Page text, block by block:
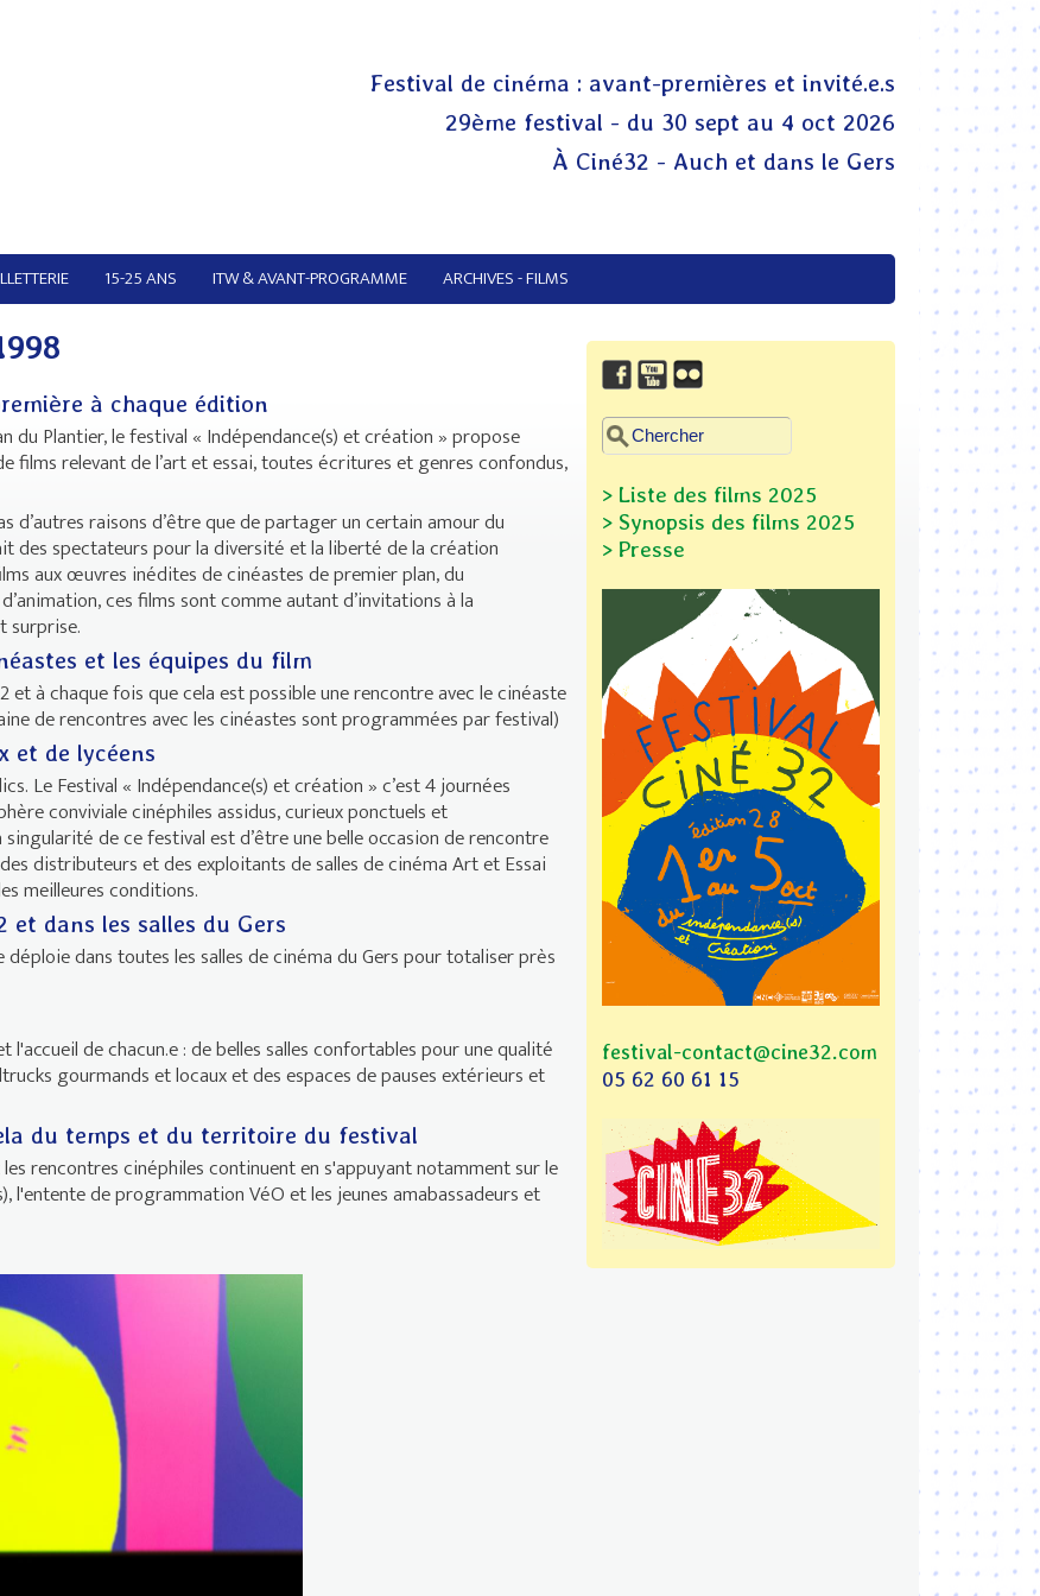
Festival de cinéma : avant-premières et invité.e.s
29ème festival - du 30 sept au 4 oct 2026
À Ciné32 - Auch et dans le Gers
15-25 ANS ITW & AVANT-PROGRAMME ARCHIVES - FILMS
à chaque édition
du Plantier, le festival « Indépendance(s) et création » propose
films relevant de l’art et essai, toutes écritures et genres confondus,
d’autres raisons d’être que de partager un certain amour du
des spectateurs pour la diversité et la liberté de la création
aux œuvres inédites de cinéastes de premier plan, du
ces films sont comme autant d’invitations à la
surprise.
et les équipes du film
et à chaque fois que cela est possible une rencontre avec le cinéaste
de rencontres avec les cinéastes sont programmées par festival)
et de lycéens
Le Festival « Indépendance(s) et création » c’est 4 journées
conviviale cinéphiles assidus, curieux ponctuels et
de ce festival est d’être une belle occasion de rencontre
distributeurs et des exploitants de salles de cinéma Art et Essai
meilleures conditions.
et dans les salles du Gers
dans toutes les salles de cinéma du Gers pour totaliser près
de chacun.e : de belles salles confortables pour une qualité
gourmands et locaux et des espaces de pauses extérieurs et
du temps et du territoire du festival
rencontres cinéphiles continuent en s'appuyant notamment sur le
l'entente de programmation VéO et les jeunes amabassadeurs et
Formulaire de recherche
Chercher dans ce site
> Liste des films 2025
> Synopsis des films 2025
> Presse
festival-contact@cine32.com
05 62 60 61 15